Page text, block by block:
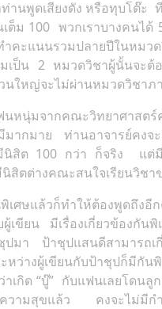
นพูดเสียงดัง หรือทุบโต๊ะ
ม 100 พวกเราบางคนไ
แนนรวมปลายปีในหมว
น 2 หมวดวิชาผู้นั้นจะต้อ
นใหญ่จะไม่ผ่านหมวดวิชาภ
นุ่มจากคณะวิทยาศาสตร์
มีมากมาย ท่านอาจารย์
นิสิต 100 กว่า ก็จริง แต่
ต่างคณะสนใจเรียนวิชาข
ษแล้วก็ทำให้ต้องพูดถึง
เขียน มีเรื่องเกี่ยวข้องกัน
มา ป้าชุปแสนดีสามารถ
างผู้เขียนกับป้าชุปก็มีกัน
กิด “บู๊” กับแฟนเลยโดนลู
วามสุขแล้ว คงจะไม่มีกำ